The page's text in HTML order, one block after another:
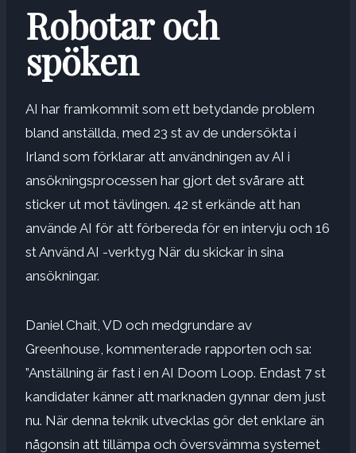
Robotar och
spöken
AI har framkommit som ett betydande problem
bland anställda, med 23 st av de undersökta i
Irland som förklarar att användningen av AI i
ansökningsprocessen har gjort det svårare att
sticker ut mot tävlingen. 42 st erkände att han
använde AI för att förbereda för en intervju och 16
stAnvänd AI -verktyg När du skickar in sina
ansökningar.
Daniel Chait, VD och medgrundare av
Greenhouse, kommenterade rapporten och sa:
”Anställning är fast i en AI Doom Loop. Endast 7 st
kandidater känner att marknaden gynnar dem just
nu. När denna teknik utvecklas gör det enklare än
någonsin att tillämpa och översvämma systemet